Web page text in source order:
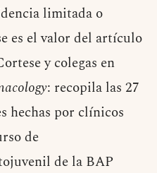
limitada o
es el valor del artículo
y colegas en
: recopila las 27
hechas por clínicos
de
de la BAP